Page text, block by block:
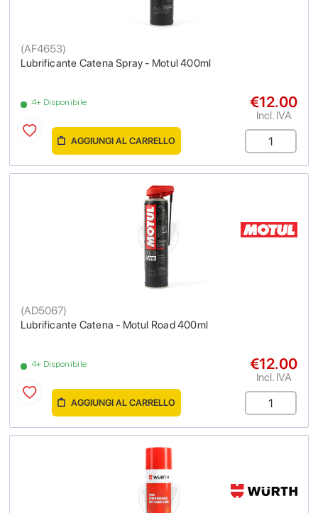
Lubrificante Catena Spray - Motul 400ml
(AF4653)
4+ Disponibile €12.00
Incl. IVA
AGGIUNGI AL CARRELLO
Lubrificante Catena - Motul Road 400ml
(AD5067)
4+ Disponibile €12.00
Incl. IVA
AGGIUNGI AL CARRELLO